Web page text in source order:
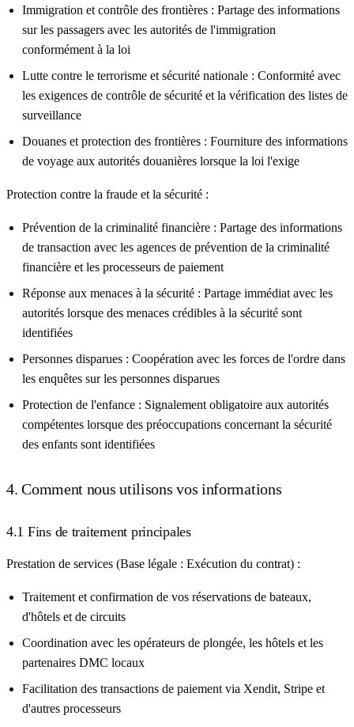
Immigration et contrôle des frontières : Partage des informations
sur les passagers avec les autorités de l'immigration
conformément à la loi
Lutte contre le terrorisme et sécurité nationale : Conformité avec
les exigences de contrôle de sécurité et la vérification des listes de
surveillance
Douanes et protection des frontières : Fourniture des informations
de voyage aux autorités douanières lorsque la loi l'exige
Protection contre la fraude et la sécurité :
Prévention de la criminalité financière : Partage des informations
de transaction avec les agences de prévention de la criminalité
financière et les processeurs de paiement
Réponse aux menaces à la sécurité : Partage immédiat avec les
autorités lorsque des menaces crédibles à la sécurité sont
identifiées
Personnes disparues : Coopération avec les forces de l'ordre dans
les enquêtes sur les personnes disparues
Protection de l'enfance : Signalement obligatoire aux autorités
compétentes lorsque des préoccupations concernant la sécurité
des enfants sont identifiées
4. Comment nous utilisons vos informations
4.1 Fins de traitement principales
Prestation de services (Base légale : Exécution du contrat) :
Traitement et confirmation de vos réservations de bateaux,
d'hôtels et de circuits
Coordination avec les opérateurs de plongée, les hôtels et les
partenaires DMC locaux
Facilitation des transactions de paiement via Xendit, Stripe et
d'autres processeurs